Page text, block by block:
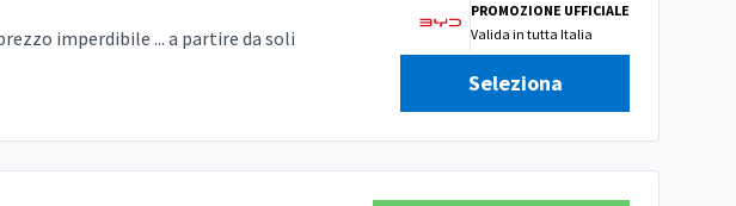
imperdibile ... a partire da soli
PROMOZIONE UFFICIALE
Valida in tutta Italia
Seleziona